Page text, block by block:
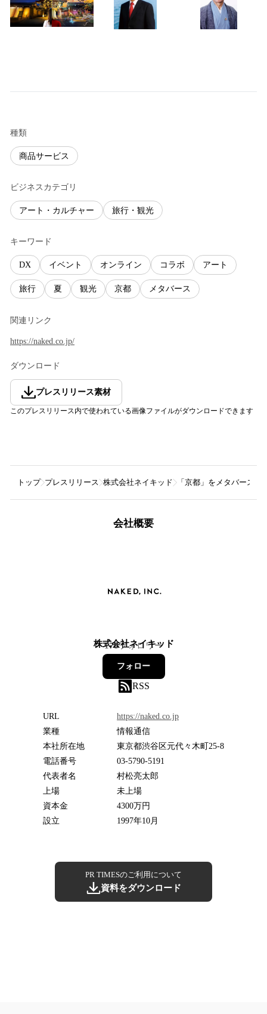
種類
商品サービス
ビジネスカテゴリ
アート・カルチャー 旅行・観光
キーワード
DX イベント オンライン コラボ アート
旅行 夏 観光 京都 メタバース
関連リンク
https://naked.co.jp/
ダウンロード
プレスリリース素材
このプレスリリース内で使われている画像ファイルがダウンロードできます
トップ プレスリリース 株式会社ネイキッド 「京都」をメタバース×
会社概要
株式会社ネイキッド
178フォロワー
フォロー
RSS
URL
https://naked.co.jp
業種
情報通信
本社所在地
東京都渋谷区元代々木町25-8
電話番号
03-5790-5191
代表者名
村松亮太郎
上場
未上場
資本金
4300万円
設立
1997年10月
PR TIMESのご利用について
資料をダウンロード